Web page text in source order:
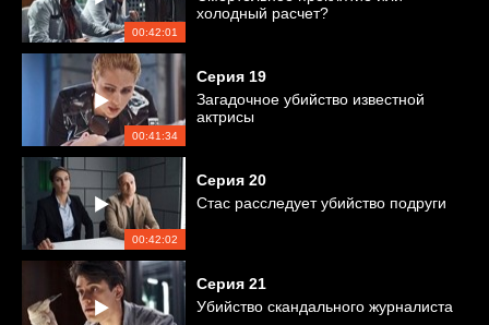
00:42:01
холодный расчет?
00:41:34
Серия 19
Загадочное убийство известной
актрисы
00:42:02
Серия 20
Стас расследует убийство подруги
Серия 21
Убийство скандального журналиста